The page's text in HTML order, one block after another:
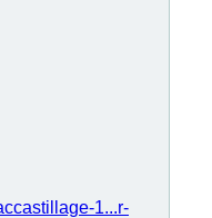
1...r-